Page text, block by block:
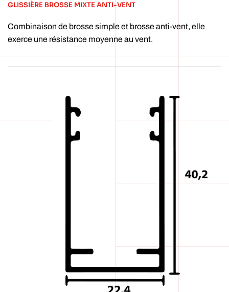
GLISSIÈRE BROSSE MIXTE ANTI-VENT
Combinaison de brosse simple et brosse anti-vent, elle
exerce une résistance moyenne au vent.